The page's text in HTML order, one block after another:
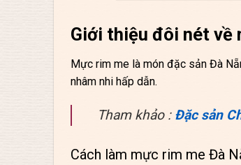
Giới thiệu đôi nét về
Mực rim me là món đặc sản Đà
nhâm nhi hấp dẫn.
Tham khảo : Đặc sản
Cách làm mực rim me Đà